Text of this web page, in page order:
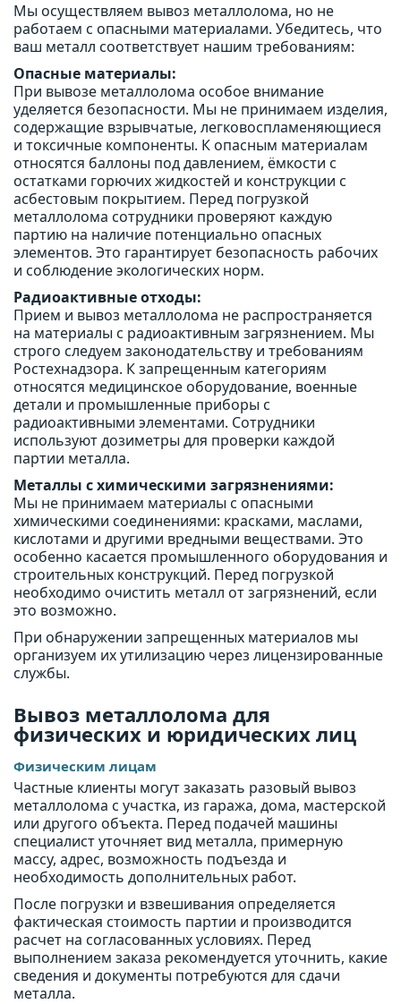
Мы осуществляем вывоз металлолома, но не
работаем с опасными материалами. Убедитесь, что
ваш металл соответствует нашим требованиям:
Опасные материалы:
При вывозе металлолома особое внимание
уделяется безопасности. Мы не принимаем изделия,
содержащие взрывчатые, легковоспламеняющиеся
и токсичные компоненты. К опасным материалам
относятся баллоны под давлением, ёмкости с
остатками горючих жидкостей и конструкции с
асбестовым покрытием. Перед погрузкой
металлолома сотрудники проверяют каждую
партию на наличие потенциально опасных
элементов. Это гарантирует безопасность рабочих
и соблюдение экологических норм.
Радиоактивные отходы:
Прием и вывоз металлолома не распространяется
на материалы с радиоактивным загрязнением. Мы
строго следуем законодательству и требованиям
Ростехнадзора. К запрещенным категориям
относятся медицинское оборудование, военные
детали и промышленные приборы с
радиоактивными элементами. Сотрудники
используют дозиметры для проверки каждой
партии металла.
Металлы с химическими загрязнениями:
Мы не принимаем материалы с опасными
химическими соединениями: красками, маслами,
кислотами и другими вредными веществами. Это
особенно касается промышленного оборудования и
строительных конструкций. Перед погрузкой
необходимо очистить металл от загрязнений, если
это возможно.
При обнаружении запрещенных материалов мы
организуем их утилизацию через лицензированные
службы.
Вывоз металлолома для
физических и юридических лиц
Физическим лицам
Частные клиенты могут заказать разовый вывоз
металлолома с участка, из гаража, дома, мастерской
или другого объекта. Перед подачей машины
специалист уточняет вид металла, примерную
массу, адрес, возможность подъезда и
необходимость дополнительных работ.
После погрузки и взвешивания определяется
фактическая стоимость партии и производится
расчет на согласованных условиях. Перед
выполнением заказа рекомендуется уточнить, какие
сведения и документы потребуются для сдачи
металла.